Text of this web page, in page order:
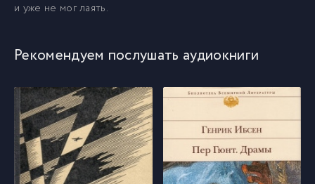
и уже не мог лаять.
Рекомендуем послушать аудиокниги